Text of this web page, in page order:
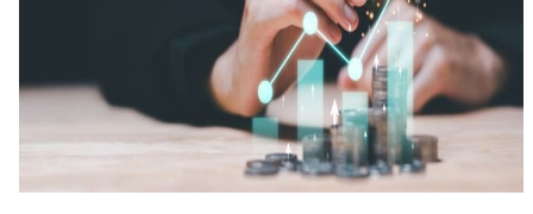
青森県
甲信越・北陸
長野県
富山県 山梨県